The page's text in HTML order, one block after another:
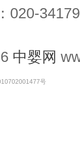
020-
中婴网
号